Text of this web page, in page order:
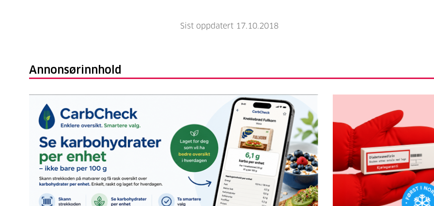
Sist oppdatert 17.10.2018
Annonsørinnhold